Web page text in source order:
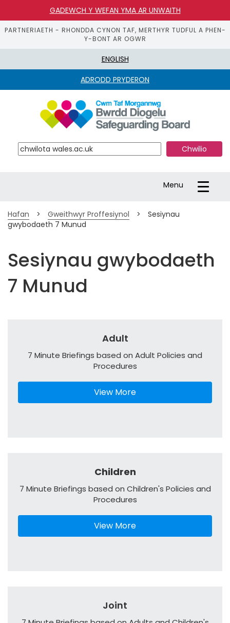
GADEWCH Y WEFAN YMA AR UNWAITH
PARTNERIAETH - RHONDDA CYNON TAF, MERTHYR TUDFUL A PHEN-
Y-BONT AR OGWR
ENGLISH
ADRODD PRYDERON
o
n
n
t
Toggle
navigation
Menu
Hafan > Gweithwyr Proffesiynol >
Sesiynau
gwybodaeth 7 Munud
Sesiynau gwybodaeth
7 Munud
Adult
7 Minute Briefings based on Adult Policies and
Procedures
View More
Children
7 Minute Briefings based on Children's Policies and
Procedures
View More
Joint